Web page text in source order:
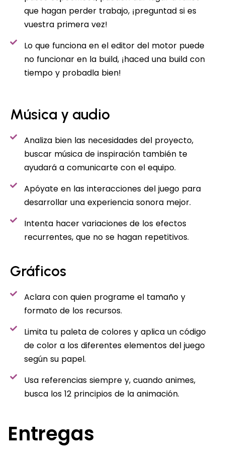
que hagan perder trabajo, ¡preguntad si es
vuestra primera vez!
Lo que funciona en el editor del motor puede
no funcionar en la build, ¡haced una build con
tiempo y probadla bien!
Gráficos
Aclara con quien programe el tamaño y
formato de los recursos.
Limita tu paleta de colores y aplica un código
de color a los diferentes elementos del juego
según su papel.
Usa referencias siempre y, cuando animes,
busca los 12 principios de la animación.
Música y audio
Analiza bien las necesidades del proyecto,
buscar música de inspiración también te
ayudará a comunicarte con el equipo.
Apóyate en las interacciones del juego para
desarrollar una experiencia sonora mejor.
Intenta hacer variaciones de los efectos
recurrentes, que no se hagan repetitivos.
Entregas